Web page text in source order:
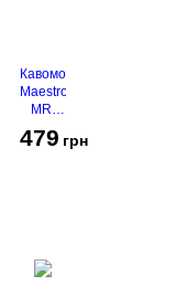
Кавомолка
Maestro
MR-
Grey
479 грн